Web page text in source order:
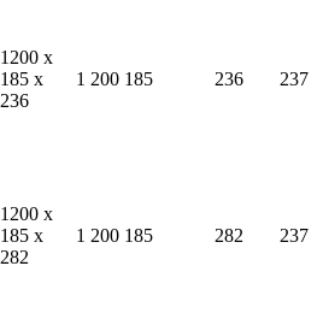
1200 x
185 x
236
1 200 185 236 237
1200 x
185 x
282
1 200 185 282 237